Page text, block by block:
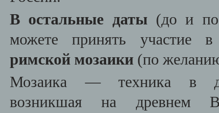
В остальные даты (до и
можете принять участие в
римской мозаики (по
Мозаика — техника в
возникшая на древнем